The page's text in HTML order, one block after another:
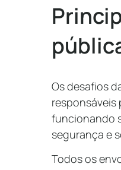
Os desafios
responsáveis
funcionando
segurança e
Todos os